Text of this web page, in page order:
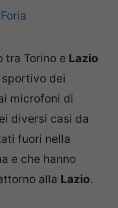
tra Torino e Lazio
dei
microfoni di
diversi casi da
fuori nella
e che hanno
alla Lazio.